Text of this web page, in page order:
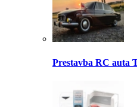
Prestavba RC auta